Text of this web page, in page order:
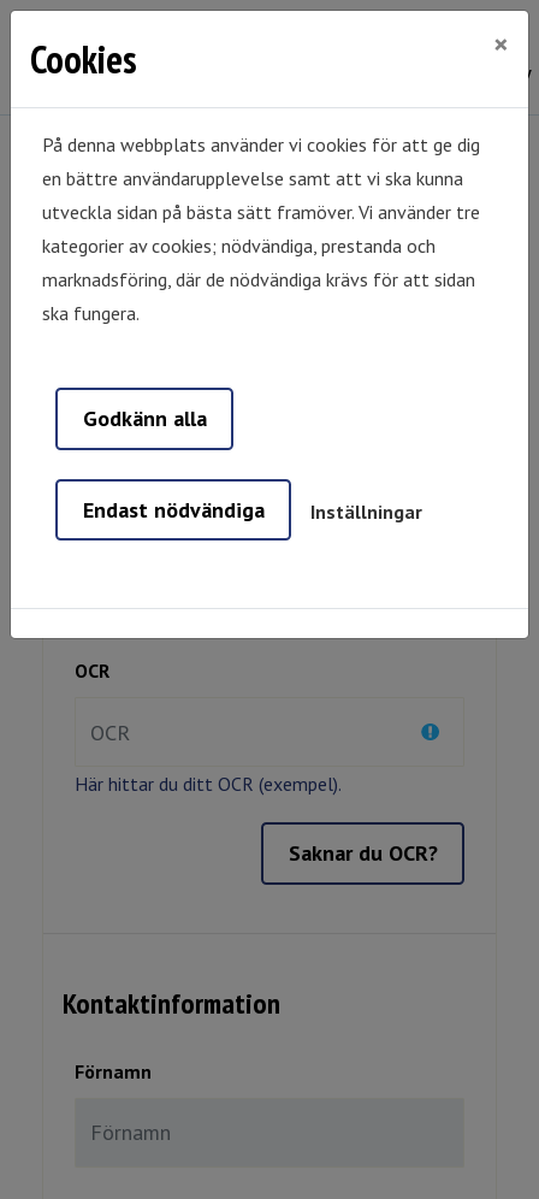
Hem Mina sidor
Registrera dig
Registrering boende
Registrering boende
Genom att fylla i personnummer och ett OCR
nummer från en faktura från oss kommer dina
kontaktuppgifter att fyllas i.
Person-/Organisations-/Samordningsnr
OCR
Här hittar du ditt OCR (exempel).
Kontaktinformation
Förnamn
Cookies ×
På denna webbplats använder vi cookies för att ge dig
en bättre användarupplevelse samt att vi ska kunna
utveckla sidan på bästa sätt framöver. Vi använder tre
kategorier av cookies; nödvändiga, prestanda och
marknadsföring, där de nödvändiga krävs för att sidan
ska fungera.
Godkänn alla
Endast nödvändiga Inställningar